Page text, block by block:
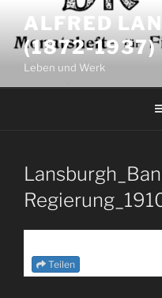
Inhalt
springen
ALFRED
(1872-1937)
Leben und Werk
Teilen